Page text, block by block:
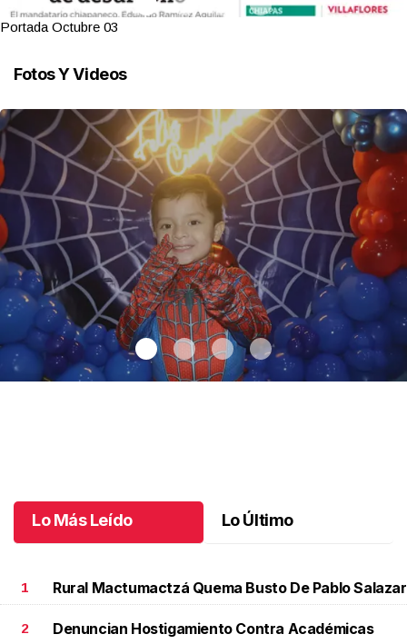
Portada Octubre 03
Fotos Y Videos
Lo Más Leído Lo Último
1 Rural Mactumactzá Quema Busto De Pablo Salazar
2 Denuncian Hostigamiento Contra Académicas